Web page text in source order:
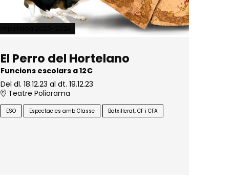
El Perro del Hortelano
Funcions escolars a 12€
Del dl. 18.12.23 al dt. 19.12.23
Teatre Poliorama
ESO Espectacles amb Classe Batxillerat, CF i CFA